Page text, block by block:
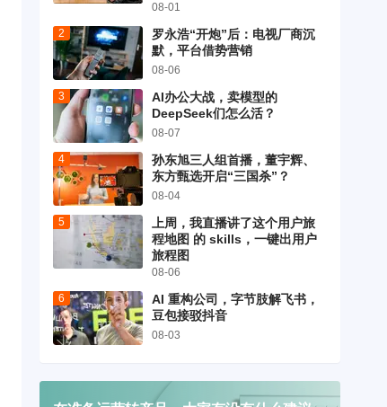
08-01
罗永浩“开炮”后：电视厂商沉
默，平台借势营销
08-06
AI办公大战，卖模型的
DeepSeek们怎么活？
08-07
孙东旭三人组首播，董宇辉、
东方甄选开启“三国杀”？
08-04
上周，我直播讲了这个用户旅
程地图 的 skills，一键出用户
旅程图
08-06
AI 重构公司，字节肢解飞书，
豆包接驳抖音
08-03